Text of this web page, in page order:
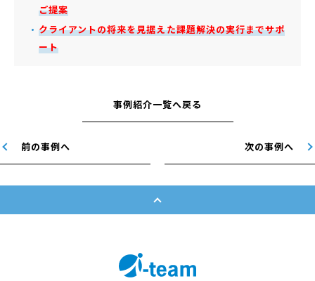
ご提案
クライアントの将来を見据えた課題解決の実行までサポ
ート
事例紹介一覧へ戻る
前の事例へ 次の事例へ